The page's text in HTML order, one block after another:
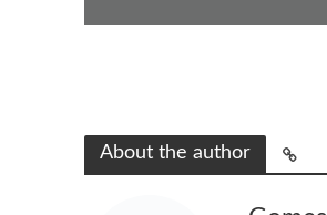
About the author